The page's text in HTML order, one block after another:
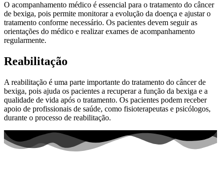
O acompanhamento médico é essencial para o tratamento do câncer
de bexiga, pois permite monitorar a evolução da doença e ajustar o
tratamento conforme necessário. Os pacientes devem seguir as
orientações do médico e realizar exames de acompanhamento
regularmente.
Reabilitação
A reabilitação é uma parte importante do tratamento do câncer de
bexiga, pois ajuda os pacientes a recuperar a função da bexiga e a
qualidade de vida após o tratamento. Os pacientes podem receber
apoio de profissionais de saúde, como fisioterapeutas e psicólogos,
durante o processo de reabilitação.